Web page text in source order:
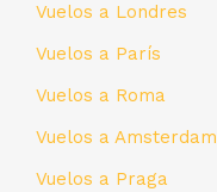
Vuelos a Londres
Vuelos a París
Vuelos a Roma
Vuelos a Amsterdam
Vuelos a Praga